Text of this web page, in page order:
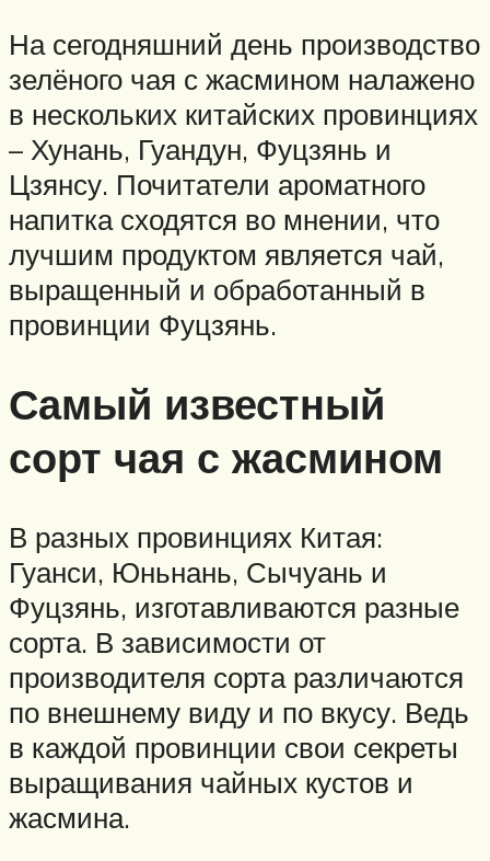
На сегодняшний день производство
зелёного чая с жасмином налажено
в нескольких китайских провинциях
– Хунань, Гуандун, Фуцзянь и
Цзянсу. Почитатели ароматного
напитка сходятся во мнении, что
лучшим продуктом является чай,
выращенный и обработанный в
провинции Фуцзянь.
Самый известный
сорт чая с жасмином
В разных провинциях Китая:
Гуанси, Юньнань, Сычуань и
Фуцзянь, изготавливаются разные
сорта. В зависимости от
производителя сорта различаются
по внешнему виду и по вкусу. Ведь
в каждой провинции свои секреты
выращивания чайных кустов и
жасмина.